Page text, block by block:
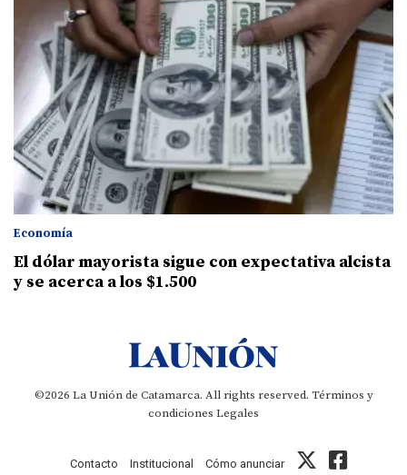
Economía
El dólar mayorista sigue con expectativa alcista
y se acerca a los $1.500
©2026 La Unión de Catamarca. All rights reserved. Términos y
condiciones Legales
Contacto Institucional Cómo anunciar